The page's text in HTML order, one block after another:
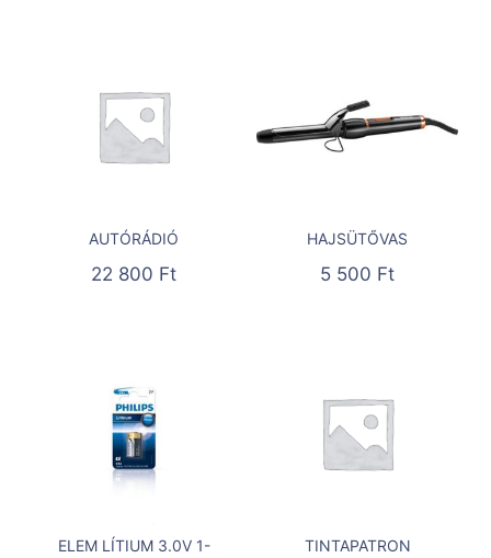
AUTÓRÁDIÓ
22 800 Ft
HAJSÜTŐVAS
5 500 Ft
ELEM LÍTIUM 3.0V 1-
TINTAPATRON